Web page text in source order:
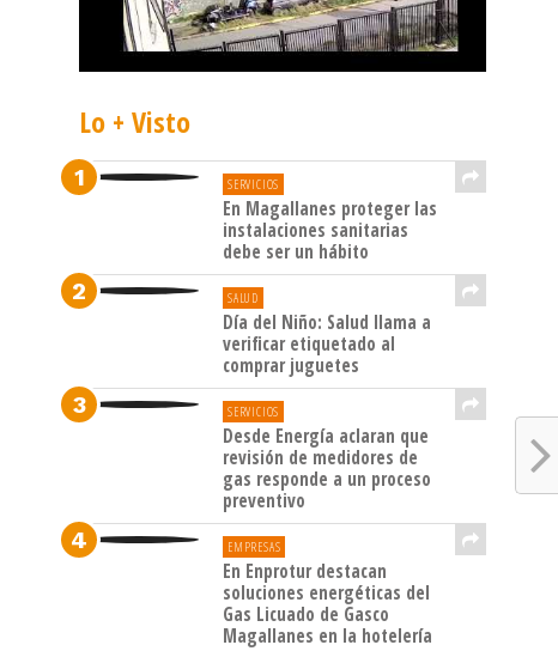
Lo + Visto
SERVICIOS
En Magallanes proteger las
instalaciones sanitarias
debe ser un hábito
SALUD
Día del Niño: Salud llama a
verificar etiquetado al
comprar juguetes
SERVICIOS
Desde Energía aclaran que
revisión de medidores de
gas responde a un proceso
preventivo
EMPRESAS
En Enprotur destacan
soluciones energéticas del
Gas Licuado de Gasco
Magallanes en la hotelería